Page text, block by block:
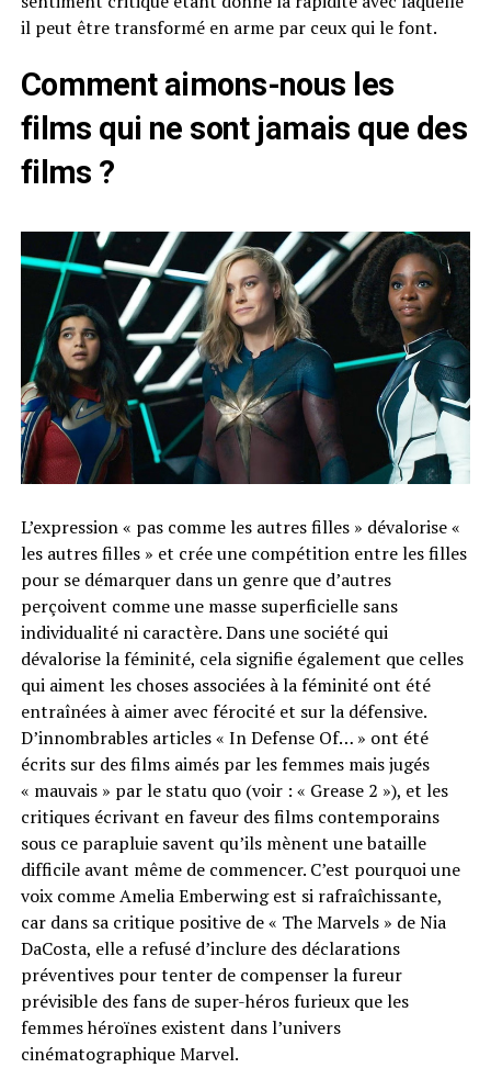
il peut être transformé en arme par ceux qui le font.
Comment aimons-nous les
films qui ne sont jamais que des
films ?
L’expression « pas comme les autres filles » dévalorise «
les autres filles » et crée une compétition entre les filles
pour se démarquer dans un genre que d’autres
perçoivent comme une masse superficielle sans
individualité ni caractère. Dans une société qui
dévalorise la féminité, cela signifie également que celles
qui aiment les choses associées à la féminité ont été
entraînées à aimer avec férocité et sur la défensive.
D’innombrables articles « In Defense Of… » ont été
écrits sur des films aimés par les femmes mais jugés
« mauvais » par le statu quo (voir : « Grease 2 »), et les
critiques écrivant en faveur des films contemporains
sous ce parapluie savent qu’ils mènent une bataille
difficile avant même de commencer. C’est pourquoi une
voix comme Amelia Emberwing est si rafraîchissante,
car dans sa critique positive de « The Marvels » de Nia
DaCosta, elle a refusé d’inclure des déclarations
préventives pour tenter de compenser la fureur
prévisible des fans de super-héros furieux que les
femmes héroïnes existent dans l’univers
cinématographique Marvel.